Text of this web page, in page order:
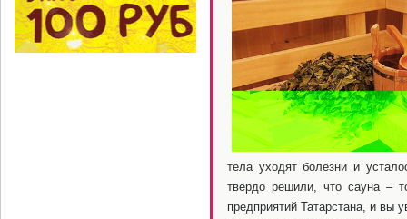
тела уходят болезни и
твердо решили, что сауна –
предприятий Татарстана, и вы